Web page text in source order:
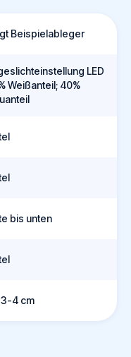
Beispielableger
LED
Weißanteil; 40%
bis unten
3-4 cm